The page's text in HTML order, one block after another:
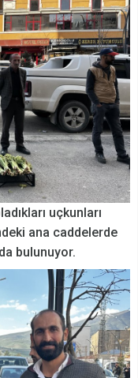
uçkunları
ana caddelerde
bulunuyor.